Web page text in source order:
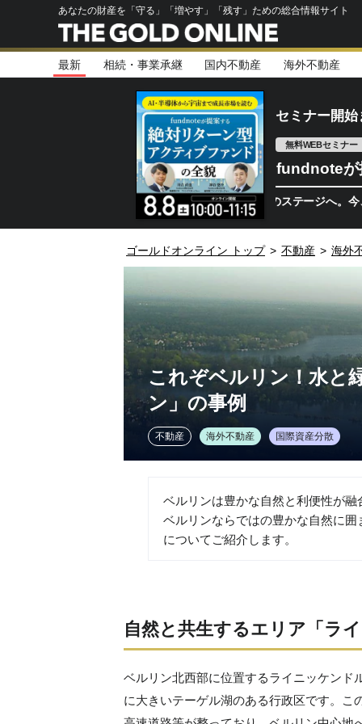
あなたの財産を「守る」「増やす」「残す」ための総合情報サイト
最新 相続・事業承継 国内不動産 海外不動産
セミナー開始
無料WEBセミナー
fundnoteが
半導体相場は次のステージへ。今、機関投
ゴールドオンライン トップ > 不動産 > 海外
これぞベルリン！水と
ン」の事例
不動産 海外不動産 国際資産分散
ベルリンは豊かな自然と利便性が
ベルリンならではの豊かな自然に
についてご紹介します。
自然と共生するエリア「ラ
ベルリン北西部に位置するライニッケンド
に大きいテーゲル湖のある行政区です。